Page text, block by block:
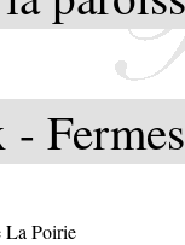
-
La Poirie